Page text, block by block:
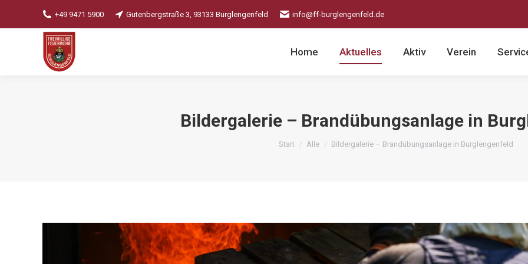
+49 9471 5900 Gutenbergstraße 3, 93133 Burglengenfeld info@ff-burglengenfeld.de
Home Aktuelles Aktiv Verein
Bildergalerie – Brandübungsanlage in
Sie befinden sich hier:
Start Alle Bildergalerie – Brandübungsanlage in Burglengenfeld